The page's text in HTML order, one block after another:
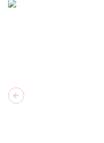
Previous slide